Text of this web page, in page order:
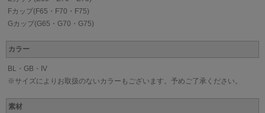
Fカップ(F65・F70・F75)
Gカップ(G65・G70・G75)
カラー
BL・GB・IV
※サイズによりお取扱のないカラーもございます。予めご了承ください。
素材